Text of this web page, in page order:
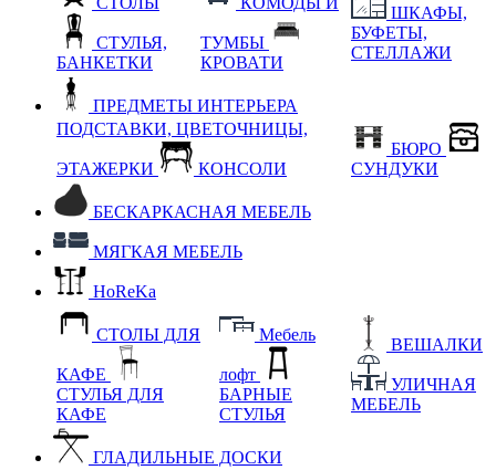
СТУЛЬЯ,
БАНКЕТКИ
ТУМБЫ
КРОВАТИ
ШКАФЫ,
БУФЕТЫ,
СТЕЛЛАЖИ
ПРЕДМЕТЫ ИНТЕРЬЕРА
ПОДСТАВКИ, ЦВЕТОЧНИЦЫ,
ЭТАЖЕРКИ КОНСОЛИ
БЮРО
СУНДУКИ
БЕСКАРКАСНАЯ МЕБЕЛЬ
МЯГКАЯ МЕБЕЛЬ
HoReKa
СТОЛЫ ДЛЯ
КАФЕ
СТУЛЬЯ ДЛЯ
КАФЕ
Мебель
лофт
БАРНЫЕ
СТУЛЬЯ
ВЕШАЛКИ
УЛИЧНАЯ
МЕБЕЛЬ
ГЛАДИЛЬНЫЕ ДОСКИ